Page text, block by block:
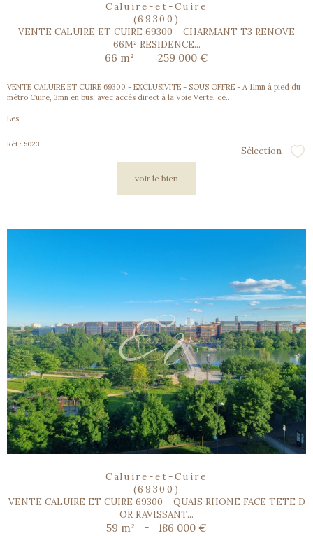
Caluire-et-Cuire
(69300)
VENTE CALUIRE ET CUIRE 69300 - CHARMANT T3 RENOVE
66M² RESIDENCE...
66 m² - 259 000 €
VENTE CALUIRE ET CUIRE 69300 - EXCLUSIVITE - SOUS OFFRE - A 11mn à pied du
métro Cuire, 3mn en bus, avec accès direct à la Voie Verte, ce...
Les...
Réf : 5023
Sélection
voir le bien
Caluire-et-Cuire
(69300)
VENTE CALUIRE ET CUIRE 69300 - QUAIS RHONE FACE TETE D
OR RAVISSANT...
59 m² - 186 000 €